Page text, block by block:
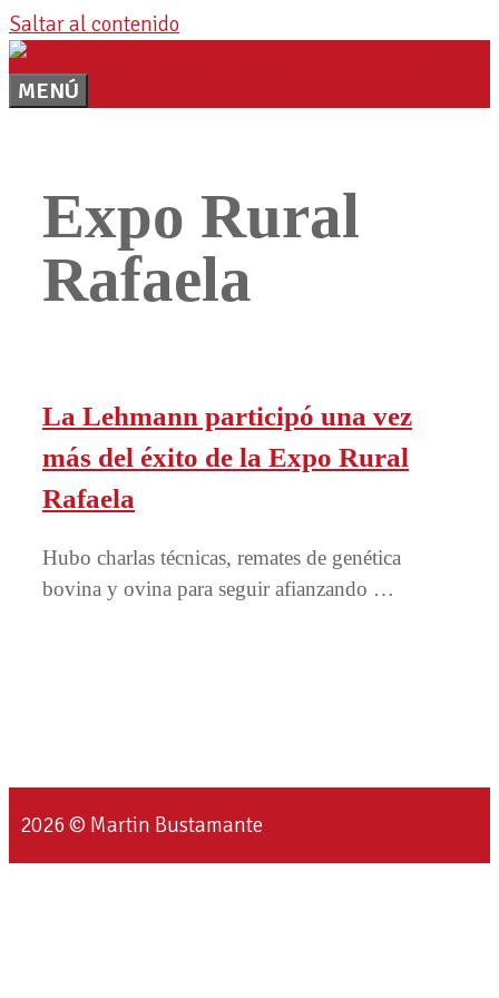
Saltar al contenido
MENÚ
Expo Rural
Rafaela
La Lehmann participó una vez
más del éxito de la Expo Rural
Rafaela
Hubo charlas técnicas, remates de genética
bovina y ovina para seguir afianzando …
2026 © Martin Bustamante